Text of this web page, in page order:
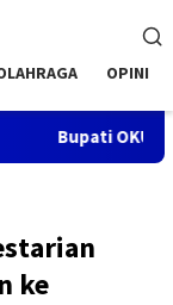
OPINI
OKU H .Teddy
ke